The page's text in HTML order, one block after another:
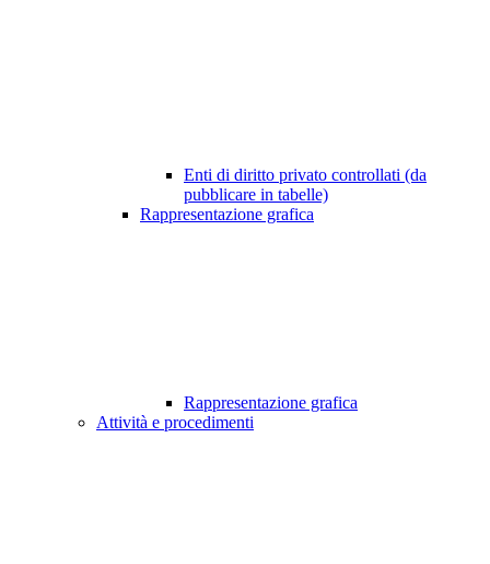
Enti di diritto privato controllati (da
pubblicare in tabelle)
Rappresentazione grafica
Rappresentazione grafica
Attività e procedimenti